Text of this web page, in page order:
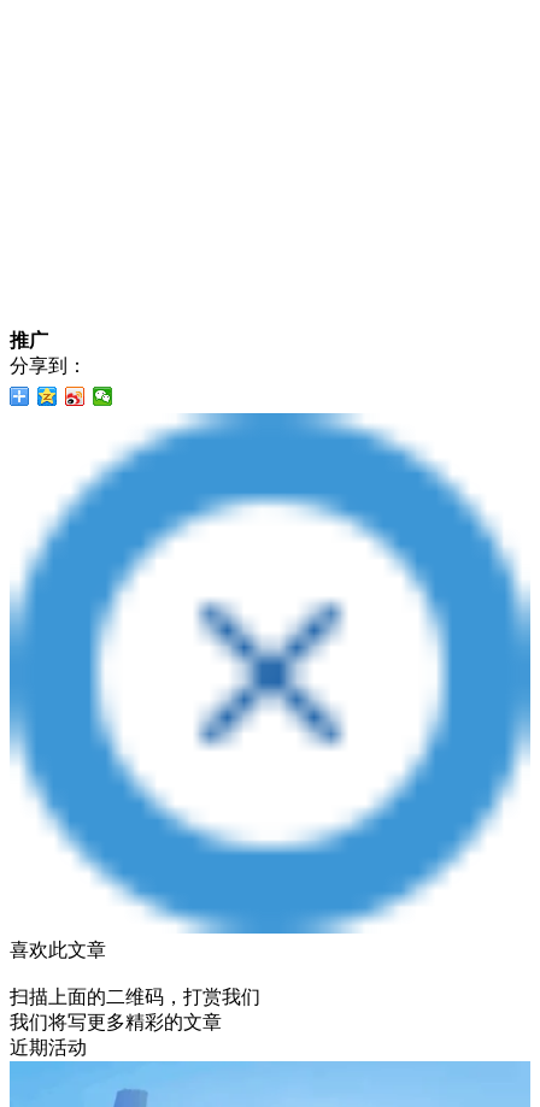
推广
分享到：
喜欢此文章
扫描上面的二维码，打赏我们
我们将写更多精彩的文章
近期活动